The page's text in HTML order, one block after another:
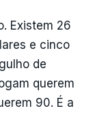
Existem 26
e cinco
de
querem
90. É a